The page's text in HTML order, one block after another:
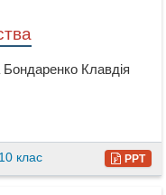
Бондаренко Клавдія
10 клас PPT